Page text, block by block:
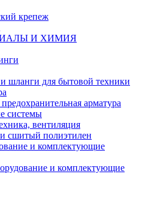
крепеж
И ХИМИЯ
шланги для бытовой техники
арматура
системы
вентиляция
сшитый полиэтилен
и комплектующие
и комплектующие